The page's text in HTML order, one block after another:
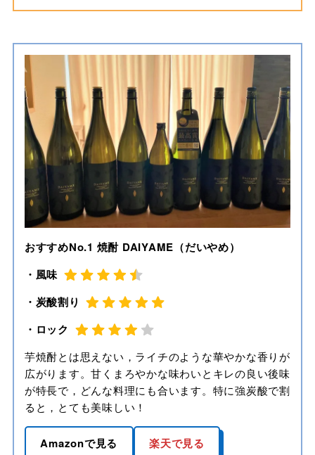
おすすめNo.1 焼酎 DAIYAME（だいやめ）
・風味
・炭酸割り
・ロック
芋焼酎とは思えない，ライチのような華やかな香りが
広がります。甘くまろやかな味わいとキレの良い後味
が特長で，どんな料理にも合います。特に強炭酸で割
ると，とても美味しい！
Amazonで見る 楽天で見る